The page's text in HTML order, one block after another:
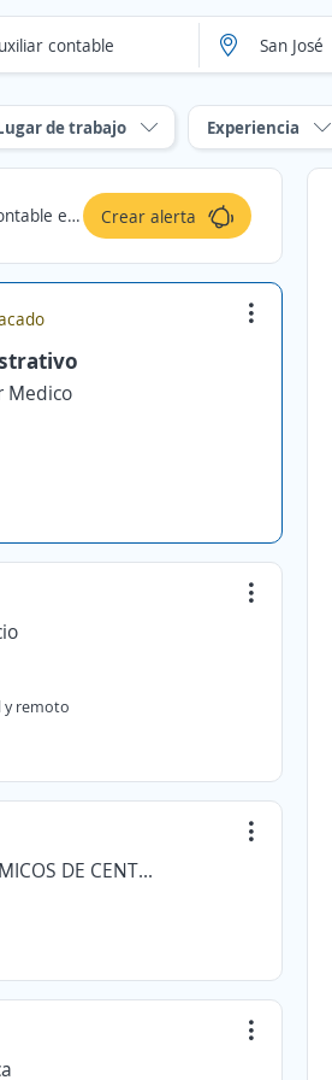
de trabajo Experiencia
San José Crear alerta
Medico
y remoto
ALCAMES LABORATORIOS QUIMICOS DE CENTROAMERICA SOCIEDAD ANONIMA